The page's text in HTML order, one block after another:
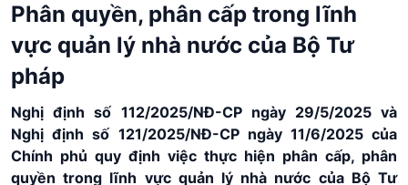
Phân quyền, phân cấp trong lĩnh
vực quản lý nhà nước của Bộ Tư
pháp
Nghị định số 112/2025/NĐ-CP ngày 29/5/2025 và
Nghị định số 121/2025/NĐ-CP ngày 11/6/2025 của
Chính phủ quy định việc thực hiện phân cấp, phân
quyền trong lĩnh vực quản lý nhà nước của Bộ Tư